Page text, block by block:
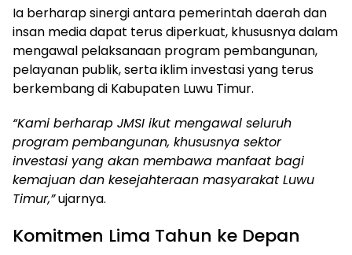
Ia berharap sinergi antara pemerintah daerah dan
insan media dapat terus diperkuat, khususnya dalam
mengawal pelaksanaan program pembangunan,
pelayanan publik, serta iklim investasi yang terus
berkembang di Kabupaten Luwu Timur.
“Kami berharap JMSI ikut mengawal seluruh
program pembangunan, khususnya sektor
investasi yang akan membawa manfaat bagi
kemajuan dan kesejahteraan masyarakat Luwu
Timur,”ujarnya.
Komitmen Lima Tahun ke Depan